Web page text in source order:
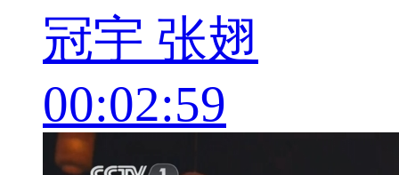
冠宇 张翅
00:02:59